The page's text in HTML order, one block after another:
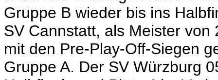
Gruppe B wieder bis ins
SV Cannstatt, als Meister
mit den Pre-Play-Off-Siegen
Gruppe A. Der SV Würzburg